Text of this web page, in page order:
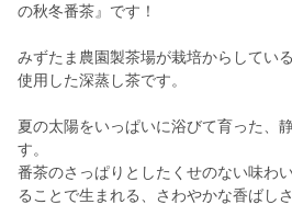
の秋冬番茶』です！
みずたま農園製茶場が栽培からしてい
使用した深蒸し茶です。
夏の太陽をいっぱいに浴びて育った、
す。
番茶のさっぱりとしたくせのない味わ
ることで生まれる、さわやかな香ばし